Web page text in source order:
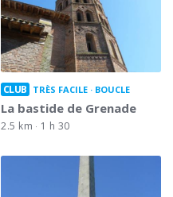
CLUB TRÈS FACILE BOUCLE
La bastide de Grenade
2.5 km 1 h 30